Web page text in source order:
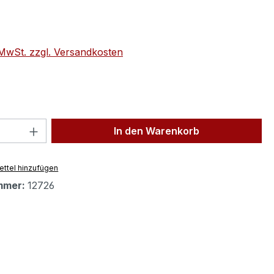
zzgl. Versandkosten
Anzahl: Gib den gewünschten Wert
In den Warenkorb
hinzufügen
12726